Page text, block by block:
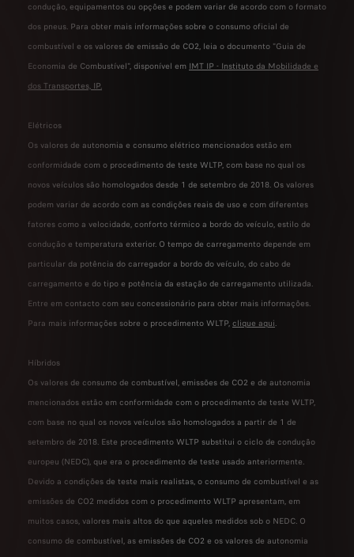
condução, equipamentos ou opções e podem variar de acordo com o formato
dos pneus. Para obter mais informações sobre o consumo oficial de
combustível e os valores de emissão de CO2, leia o documento "Guia de
Economia de Combustível", disponível em IMT IP - Instituto da Mobilidade e
dos Transportes, IP.
Elétricos
Os valores de autonomia e consumo elétrico mencionados estão em
conformidade com o procedimento de teste WLTP, com base no qual os
novos veículos são homologados desde 1 de setembro de 2018. Os valores
podem variar de acordo com as condições reais de uso e com diferentes
fatores como a velocidade, conforto térmico a bordo do veículo, estilo de
condução e temperatura exterior. O tempo de carregamento depende em
particular da potência do carregador a bordo do veículo, do cabo de
carregamento e do tipo e potência da estação de carregamento utilizada.
Entre em contacto com seu concessionário para obter mais informações.
Para mais informações sobre o procedimento WLTP, clique aqui.
Híbridos
Os valores de consumo de combustível, emissões de CO2 e de autonomia
mencionados estão em conformidade com o procedimento de teste WLTP,
com base no qual os novos veículos são homologados a partir de 1 de
setembro de 2018. Este procedimento WLTP substitui o ciclo de condução
europeu (NEDC), que era o procedimento de teste usado anteriormente.
Devido a condições de teste mais realistas, o consumo de combustível e as
emissões de CO2 medidos com o procedimento WLTP apresentam, em
muitos casos, valores mais altos do que aqueles medidos sob o NEDC. O
consumo de combustível, as emissões de CO2 e os valores de autonomia